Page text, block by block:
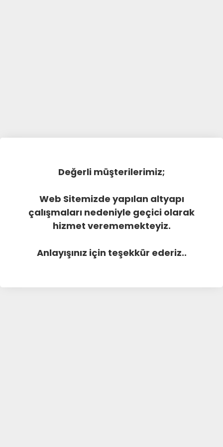
Değerli müşterilerimiz;
Web Sitemizde yapılan altyapı
çalışmaları nedeniyle geçici olarak
hizmet verememekteyiz.
Anlayışınız için teşekkür ederiz..